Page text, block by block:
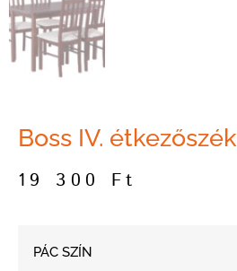
Boss IV. étkezőszék
19 300 Ft
PÁC SZÍN